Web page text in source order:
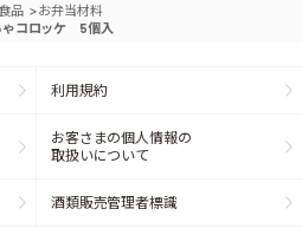
品 >お弁当材料
ゃコロッケ 5個入
利用規約
お客さまの個人情報の
取扱いについて
酒類販売管理者標識